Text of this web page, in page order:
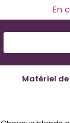
En
Matériel